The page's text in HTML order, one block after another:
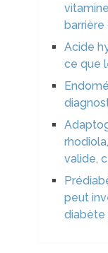
Acide
ce que
valide,
peut
diabète